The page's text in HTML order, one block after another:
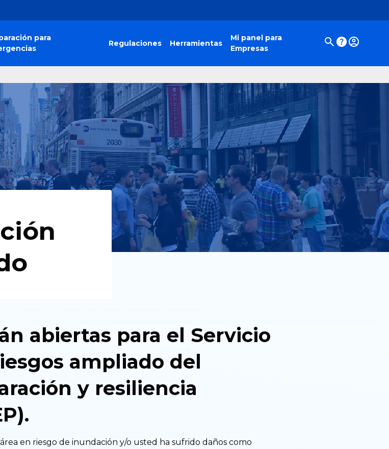
para
Regulaciones Herramientas
Mi panel para
Empresas
abiertas para el Servicio
ampliado del
y resiliencia
en riesgo de inundación y/o usted ha sufrido daños como